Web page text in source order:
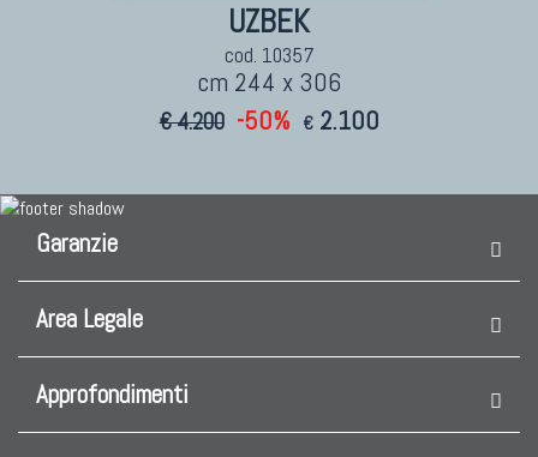
UZBEK
cod. 10357
cm 244 x 306
€ 4.200 -50% € 2.100
Garanzie
Area Legale
Approfondimenti